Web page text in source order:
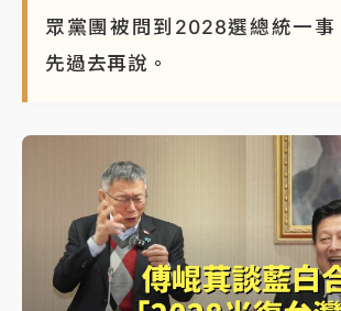
眾黨團被問到2028選總統一
先過去再說。